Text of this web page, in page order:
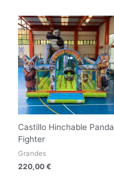
Castillo Hinchable Panda
Fighter
Grandes
220,00 €